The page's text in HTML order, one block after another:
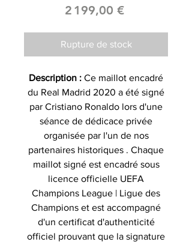
2 199,00 €Prix
Rupture de stock
Description : Ce maillot encadré
du Real Madrid 2020 a été signé
par Cristiano Ronaldo lors d'une
séance de dédicace privée
organisée par l'un de nos
partenaires historiques . Chaque
maillot signé est encadré sous
licence officielle UEFA
Champions League | Ligue des
Champions et est accompagné
d'un certificat d'authenticité
officiel prouvant que la signature